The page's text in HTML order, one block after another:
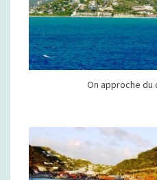
On approche du